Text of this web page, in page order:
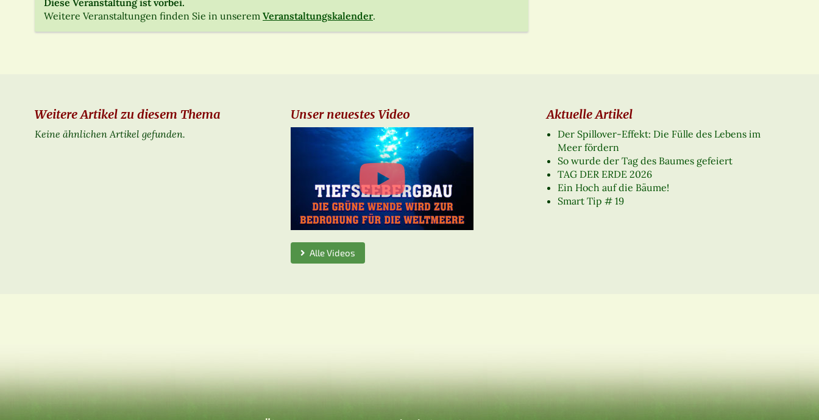
Weitere Veranstaltungen finden Sie in unserem Veranstaltungskalender.
Weitere Artikel zu diesem Thema
Keine ähnlichen Artikel gefunden.
Unser neuestes Video
Alle Videos
Aktuelle Artikel
Der Spillover-Effekt: Die Fülle des Lebens im
Meer fördern
So wurde der Tag des Baumes gefeiert
TAG DER ERDE 2026
Ein Hoch auf die Bäume!
Smart Tip # 19